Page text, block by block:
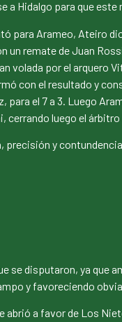
Hidalgo para que
para Arameo, Ateiro
remate de Juan
volada por el arquero
con el resultado y
el 7 a 3. Luego
cerrando luego el
y
se disputaron, ya que
y favoreciendo
a favor de Los